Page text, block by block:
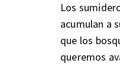
Los
acumulan a
que los
queremos